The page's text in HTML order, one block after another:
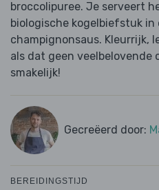
broccolipuree. Je serveert
biologische kogelbiefstuk in
champignonsaus. Kleurrijk,
als dat geen veelbelovende
smakelijk!
Gecreëerd door:
BEREIDINGSTIJD